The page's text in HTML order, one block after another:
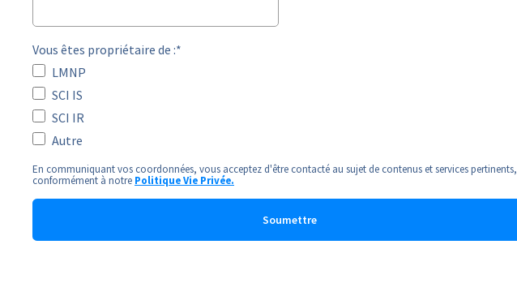
Vous êtes propriétaire de :*
LMNP
SCI IS
SCI IR
Autre
En communiquant vos coordonnées, vous acceptez d'être contacté au sujet de contenus et services pertinents,
conformément à notre Politique Vie Privée.